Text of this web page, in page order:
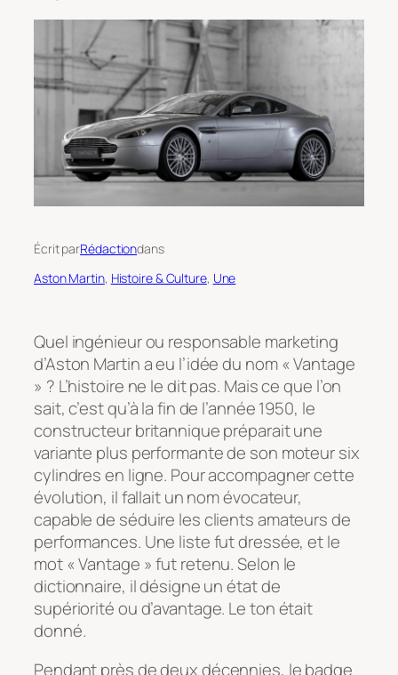
Écrit parRédactiondans
Aston Martin, Histoire & Culture, Une
Quel ingénieur ou responsable marketing
d’Aston Martin a eu l’idée du nom « Vantage
» ? L’histoire ne le dit pas. Mais ce que l’on
sait, c’est qu’à la fin de l’année 1950, le
constructeur britannique préparait une
variante plus performante de son moteur six
cylindres en ligne. Pour accompagner cette
évolution, il fallait un nom évocateur,
capable de séduire les clients amateurs de
performances. Une liste fut dressée, et le
mot « Vantage » fut retenu. Selon le
dictionnaire, il désigne un état de
supériorité ou d’avantage. Le ton était
donné.
Pendant près de deux décennies, le badge